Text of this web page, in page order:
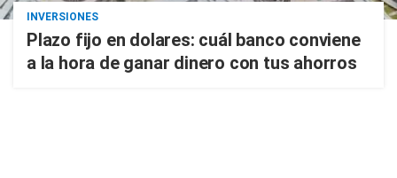
INVERSIONES
Plazo fijo en dolares: cuál banco conviene
a la hora de ganar dinero con tus ahorros